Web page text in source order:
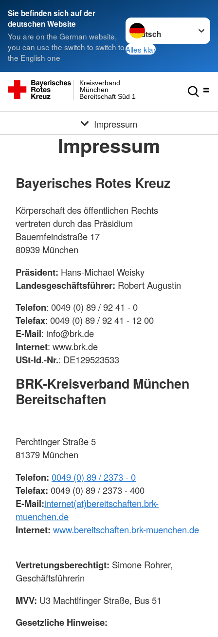
Sie befinden sich auf der
deutschen Website
You are on the German website,
you can use the switch to switch to
the English one
Sprache wechseln zu
Alles klar
Bereitschaft Süd 1
München
Kreisverband
Impressum
Impressum
Bayerisches Rotes Kreuz
Körperschaft des öffentlichen Rechts
vertreten durch das Präsidium
Bauernfeindstraße 17
80939 München
Präsident: Hans-Michael Weisky
Landesgeschäftsführer: Robert Augustin
Telefon: 0049 (0) 89 / 92 41 - 0
Telefax: 0049 (0) 89 / 92 41 - 12 00
E-Mail: info@brk.de
Internet: www.brk.de
USt-Id.-Nr.: DE129523533
BRK-Kreisverband München
Bereitschaften
Perchtinger Straße 5
81379 München
Telefon: 0049 (0) 89 / 2373 - 0
Telefax: 0049 (0) 89 / 2373 - 400
E-Mail:internet(at)bereitschaften.brk-
muenchen.de
Internet: www.bereitschaften.brk-muenchen.de
Vertretungsberechtigt: Simone Rohrer,
Geschäftsführerin
MVV: U3 Machtlfinger Straße, Bus 51
Gesetzliche Hinweise: